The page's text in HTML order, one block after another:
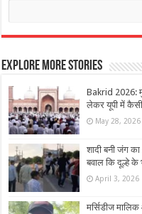
Explore More Stories
Bakrid 2026:
लेकर यूपी में कैसी
May 28, 2026
शादी बनी जंग
बवाल कि दूल्हे के
April 3, 2026
मर्सिडीज